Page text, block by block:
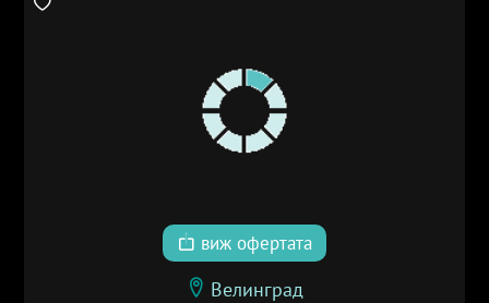
виж офертата
Велинград